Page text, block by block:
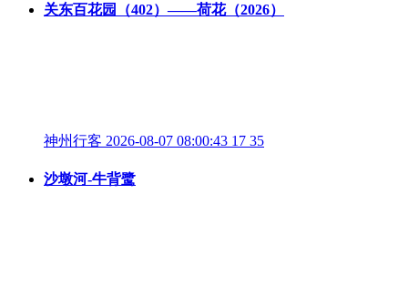
关东百花园（402）——荷花（2026）
神州行客 2026-08-07 08:00:43 17 35
沙墩河-牛背鹭